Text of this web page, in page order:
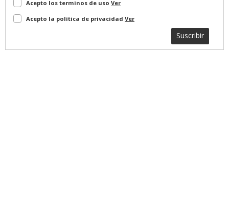
Acepto los terminos de uso Ver
Acepto la política de privacidad Ver
Suscribir